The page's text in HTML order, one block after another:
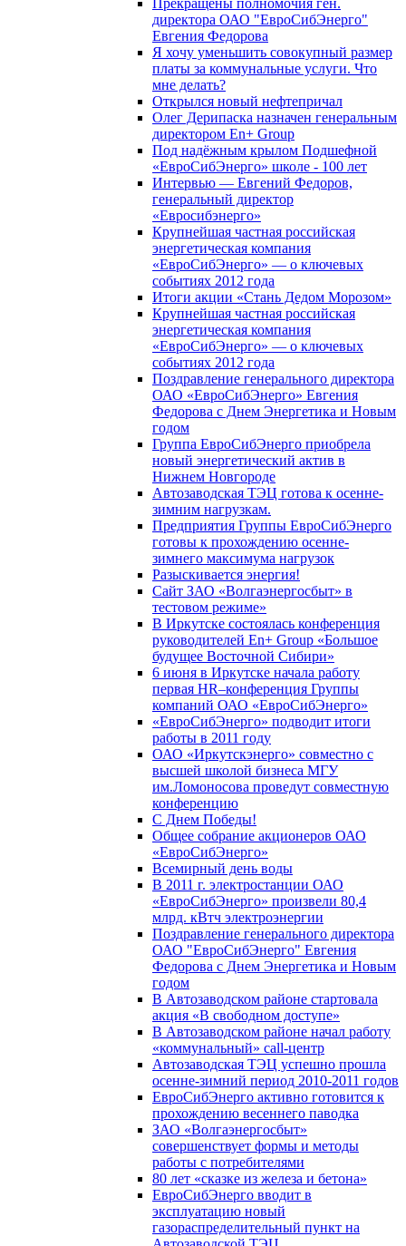
Прекращены полномочия ген.
директора ОАО "ЕвроСибЭнерго"
Евгения Федорова
Я хочу уменьшить совокупный размер
платы за коммунальные услуги. Что
мне делать?
Открылся новый нефтепричал
Олег Дерипаска назначен генеральным
директором En+ Group
Под надёжным крылом Подшефной
«ЕвроСибЭнерго» школе - 100 лет
Интервью — Евгений Федоров,
генеральный директор
«Евросибэнерго»
Крупнейшая частная российская
энергетическая компания
«ЕвроСибЭнерго» — о ключевых
событиях 2012 года
Итоги акции «Стань Дедом Морозом»
Крупнейшая частная российская
энергетическая компания
«ЕвроСибЭнерго» — о ключевых
событиях 2012 года
Поздравление генерального директора
ОАО «ЕвроСибЭнерго» Евгения
Федорова с Днем Энергетика и Новым
годом
Группа ЕвроСибЭнерго приобрела
новый энергетический актив в
Нижнем Новгороде
Автозаводская ТЭЦ готова к осенне-
зимним нагрузкам.
Предприятия Группы ЕвроСибЭнерго
готовы к прохождению осенне-
зимнего максимума нагрузок
Разыскивается энергия!
Сайт ЗАО «Волгаэнергосбыт» в
тестовом режиме»
В Иркутске состоялась конференция
руководителей En+ Group «Большое
будущее Восточной Сибири»
6 июня в Иркутске начала работу
первая HR–конференция Группы
компаний ОАО «ЕвроСибЭнерго»
«ЕвроСибЭнерго» подводит итоги
работы в 2011 году
ОАО «Иркутскэнерго» совместно с
высшей школой бизнеса МГУ
им.Ломоносова проведут совместную
конференцию
С Днем Победы!
Общее собрание акционеров ОАО
«ЕвроСибЭнерго»
Всемирный день воды
В 2011 г. электростанции ОАО
«ЕвроСибЭнерго» произвели 80,4
млрд. кВтч электроэнергии
Поздравление генерального директора
ОАО "ЕвроСибЭнерго" Евгения
Федорова с Днем Энергетика и Новым
годом
В Автозаводском районе стартовала
акция «В свободном доступе»
В Автозаводском районе начал работу
«коммунальный» call-центр
Автозаводская ТЭЦ успешно прошла
осенне-зимний период 2010-2011 годов
ЕвроСибЭнерго активно готовится к
прохождению весеннего паводка
ЗАО «Волгаэнергосбыт»
совершенствует формы и методы
работы с потребителями
80 лет «сказке из железа и бетона»
ЕвроСибЭнерго вводит в
эксплуатацию новый
газораспределительный пункт на